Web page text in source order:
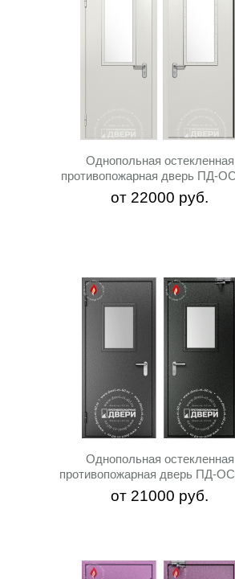
Однопольная остекленная
противопожарная дверь ПД-
от 22000 руб.
Однопольная остекленная
противопожарная дверь ПД-
от 21000 руб.